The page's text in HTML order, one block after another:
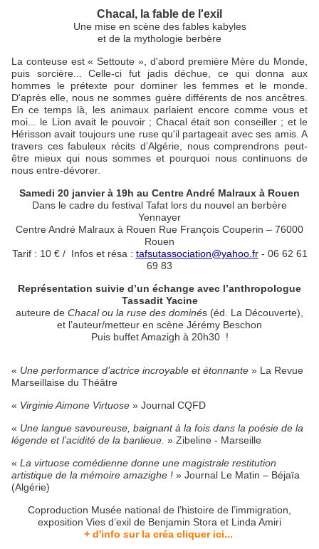
Chacal, la fable de l'exil
Une mise en scène des fables kabyles
et de la mythologie berbère
La conteuse est « Settoute », d'abord première Mère du Monde,
puis sorcière... Celle-ci fut jadis déchue, ce qui donna aux
hommes le prétexte pour dominer les femmes et le monde.
D'après elle, nous ne sommes guère différents de nos ancêtres.
En ce temps là, les animaux parlaient encore comme vous et
moi... le Lion avait le pouvoir ; Chacal était son conseiller ; et le
Hérisson avait toujours une ruse qu'il partageait avec ses amis. A
travers ces fabuleux récits d’Algérie, nous comprendrons peut-
être mieux qui nous sommes et pourquoi nous continuons de
nous entre-dévorer.
Samedi 20 janvier à 19h au Centre André Malraux à Rouen
Dans le cadre du festival Tafat lors du nouvel an berbère
Yennayer
Centre André Malraux à Rouen Rue François Couperin – 76000
Rouen
Tarif : 10 € / Infos et résa : tafsutassociation@yahoo.fr- 06 62 61
69 83
Représentation suivie d’un échange avec l’anthropologue
Tassadit Yacine
auteure de Chacal ou la ruse des dominés (éd. La Découverte),
et l’auteur/metteur en scène Jérémy Beschon
Puis buffet Amazigh à 20h30 !
« Une performance d’actrice incroyable et étonnante » La Revue
Marseillaise du Théâtre
« Virginie Aimone Virtuose » Journal CQFD
« Une langue savoureuse, baignant à la fois dans la poésie de la
légende et l’acidité de la banlieue. » Zibeline - Marseille
« La virtuose comédienne donne une magistrale restitution
artistique de la mémoire amazighe ! » Journal Le Matin – Béjaïa
(Algérie)
Coproduction Musée national de l’histoire de l’immigration,
exposition Vies d’exil de Benjamin Stora et Linda Amiri
+ d'info sur la créa cliquer ici...